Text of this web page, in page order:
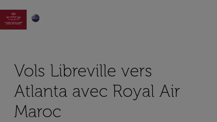

Vols Libreville vers
Atlanta avec Royal Air
Maroc